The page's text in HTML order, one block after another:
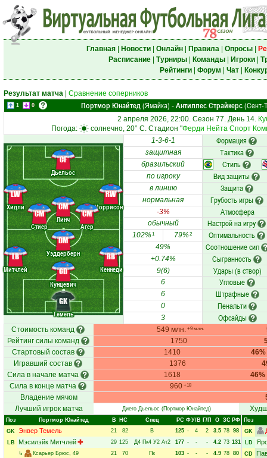
Главная| Новости| Онлайн| Правила| Опросы|
Расписание| Турниры| Команды| Игроки|
Рейтинги| Форум Чат|
Результат матча Сравнение соперников
1 0 Портмор Юнайтед(Ямайка) - Антиллес Страйкерс(Сент-
2 апреля 2026, 22:00. Сезон 77. День 14.
Погода:
солнечно, 20° C. Стадион "Ферди Нейта Спорт
Темель
Митчлей
Кунцевич
Кеннеди
Хидли
Уэддерберн
Стиер
Линч
Агер
Моррисон
Дьельос
GK
LB
CD
RB
LW
DM
CM
CM
CM
RW
CF
1-3-6-1 Формация
защитная Тактика
бразильский Стиль
по игроку Вид защиты
в линию Защита
нормальная Грубость игры
-3% Атмосфера
обычный Настрой на игру
102%1 79%2 Оптимальность
49% Соотношение сил
+0.74% Сыгранность
9(6) Удары (в створ)
6 Угловые
6 Штрафные
0 Пенальти
3 Офсайды
Стоимость команд 549 млн. +9 млн.
Рейтинг силы команд
1750
Стартовый состав
1410
46%
Игравший состав
1376
Сила в начале матча
1618
46%
Сила в конце матча
960 +18
Владение мячом
Лучший игрок матча
Диего Дьельос (Портмор Юнайтед)
Поз Портмор Юнайтед В НC Спец РC ФУ/В Г/П О ЗС РФ
GK Энвер Темель 21 82 В 125 - 4 2 3.5 78 98
LB
Мэсилэйк Митчлей 29 125 Д4 Пк4 У2 Ат2 177 - - - 4.2 73 131
↳
Ксарьер Брюс, 49 21 70 Пк 103 - - - 4.9 78 80
Поз
GK
LD
CD